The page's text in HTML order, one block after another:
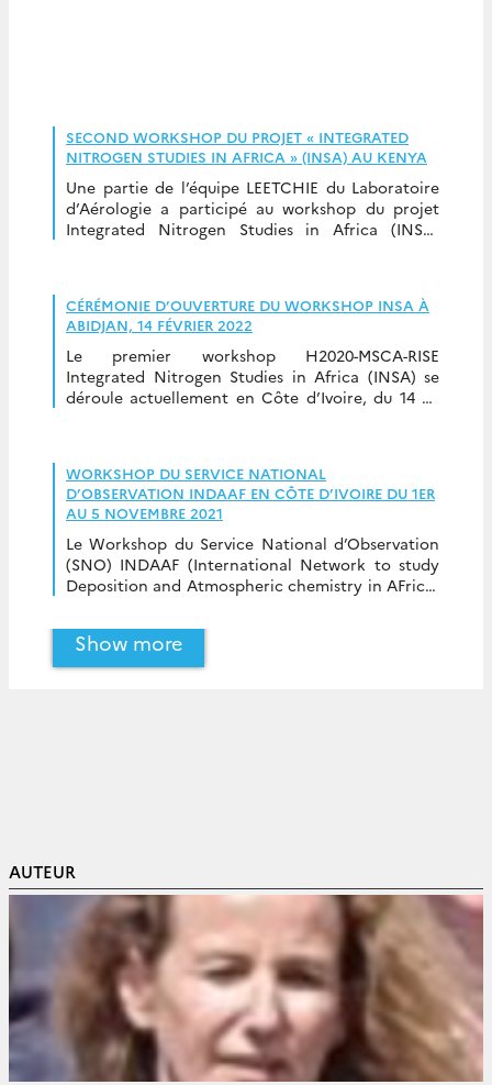
SECOND WORKSHOP DU PROJET « INTEGRATED
NITROGEN STUDIES IN AFRICA » (INSA) AU KENYA
Une partie de l’équipe LEETCHIE du Laboratoire
d’Aérologie a participé au workshop du projet
Integrated Nitrogen Studies in Africa (INSA,
CÉRÉMONIE D’OUVERTURE DU WORKSHOP INSA À
ABIDJAN, 14 FÉVRIER 2022
Le premier workshop H2020-MSCA-RISE
Integrated Nitrogen Studies in Africa (INSA) se
déroule actuellement en Côte d’Ivoire, du 14 au
WORKSHOP DU SERVICE NATIONAL
D’OBSERVATION INDAAF EN CÔTE D’IVOIRE DU 1ER
AU 5 NOVEMBRE 2021
Le Workshop du Service National d’Observation
(SNO) INDAAF (International Network to study
Deposition and Atmospheric chemistry in AFrica)
(Créteil), iEES-Paris (Bondy) et le […]
Show more
AUTEUR